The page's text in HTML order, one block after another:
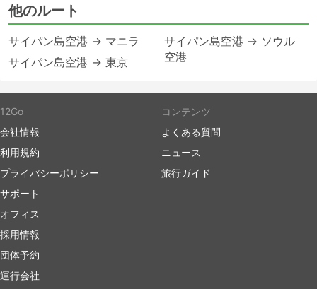
他のルート
サイパン島空港 → マニラ
サイパン島空港 → 東京
サイパン島空港 → ソウル
空港
12Go
会社情報
利用規約
プライバシーポリシー
サポート
オフィス
採用情報
団体予約
運行会社
コンテンツ
よくある質問
ニュース
旅行ガイド